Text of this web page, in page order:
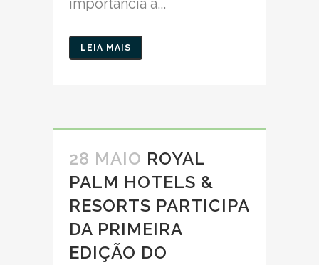
importância a...
LEIA MAIS
28 MAIO ROYAL
PALM HOTELS &
RESORTS PARTICIPA
DA PRIMEIRA
EDIÇÃO DO